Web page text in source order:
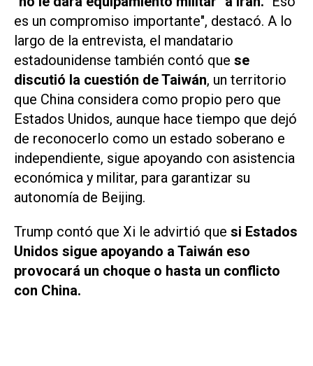
es un compromiso importante", destacó. A lo
largo de la entrevista, el mandatario
estadounidense también contó que se
discutió la cuestión de Taiwán, un territorio
que China considera como propio pero que
Estados Unidos, aunque hace tiempo que dejó
de reconocerlo como un estado soberano e
independiente, sigue apoyando con asistencia
económica y militar, para garantizar su
autonomía de Beijing.
Trump contó que Xi le advirtió que si Estados
Unidos sigue apoyando a Taiwán eso
provocará un choque o hasta un conflicto
con China.